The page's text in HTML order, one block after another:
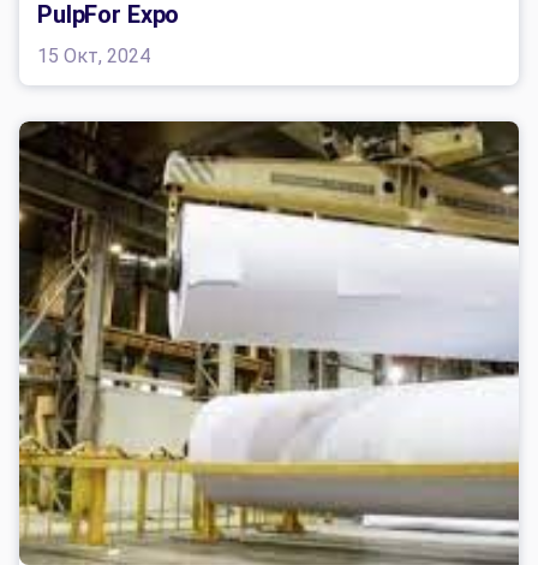
15 Окт, 2024
PulpFor Expo